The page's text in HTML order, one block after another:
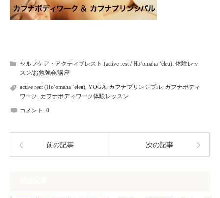
セルフケア・アクティブレスト (active rest / Hoʻomaha ʻeleu), 体験レッ
スン/お勉強会/講座
active rest (Hoʻomaha ʻeleu), YOGA, カフナプリンシプル, カフナボディ
ワーク, カフナボディワーク体験レッスン
コメント: 0
前の記事 次の記事